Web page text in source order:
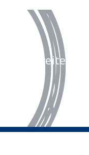
weiter.